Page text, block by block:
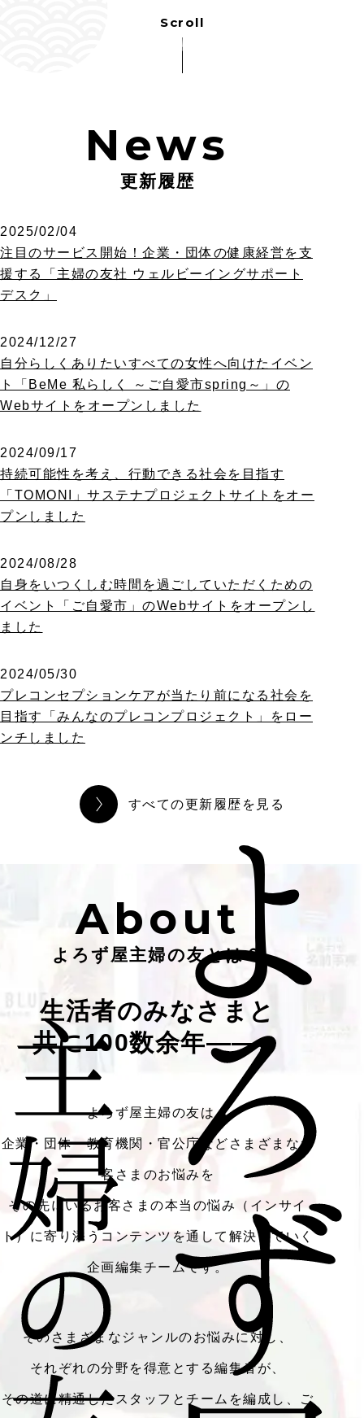
更新履歴
News
2025/02/04
注目のサービス開始！企業・団体の健康経営を支
援する「主婦の友社 ウェルビーイングサポート
デスク」
2024/12/27
自分らしくありたいすべての女性へ向けたイベン
ト「BeMe 私らしく ～ご自愛市spring～」の
Webサイトをオープンしました
2024/09/17
持続可能性を考え、行動できる社会を目指す
「TOMONI」サステナプロジェクトサイトをオー
プンしました
2024/08/28
自身をいつくしむ時間を過ごしていただくための
イベント「ご自愛市」のWebサイトをオープンし
ました
2024/05/30
プレコンセプションケアが当たり前になる社会を
目指す「みんなのプレコンプロジェクト」をロー
ンチしました
すべての更新履歴を見る
よろず屋主婦の友とは？
About
生活者のみなさまと
共に100数余年――。
よろず屋主婦の友は、
企業・団体・教育機関・官公庁などさまざまなお
客さまのお悩みを
その先にいるお客さまの本当の悩み（インサイ
ト）に寄り添うコンテンツを通して解決していく
企画編集チームです。
そのさまざまなジャンルのお悩みに対し、
それぞれの分野を得意とする編集者が、
その道に精通したスタッフとチームを編成し、ご